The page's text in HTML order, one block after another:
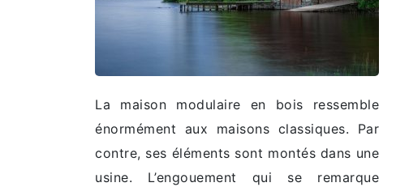
La maison modulaire en bois ressemble
énormément aux maisons classiques. Par
contre, ses éléments sont montés dans une
usine. L’engouement qui se remarque